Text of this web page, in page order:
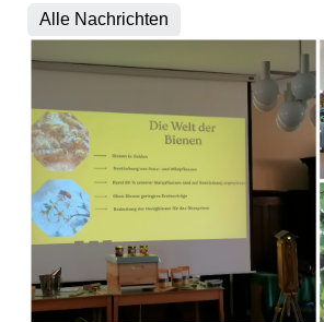
Alle Nachrichten